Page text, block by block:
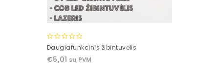
0
of
Daugiafunkcinis žibintuvėlis
€5,01 su PVM